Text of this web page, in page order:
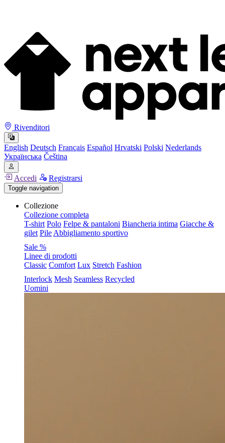
Rivenditori
English Deutsch Français Español Hrvatski Polski Nederlands
Українська Čeština
Accedi Registrarsi
Toggle navigation
Collezione
Collezione completa
T-shirt Polo Felpe & pantaloni Biancheria intima Giacche &
gilet Pile Abbigliamento sportivo
Sale %
Linee di prodotti
Classic Comfort Lux Stretch Fashion
Interlock Mesh Seamless Recycled
Uomini